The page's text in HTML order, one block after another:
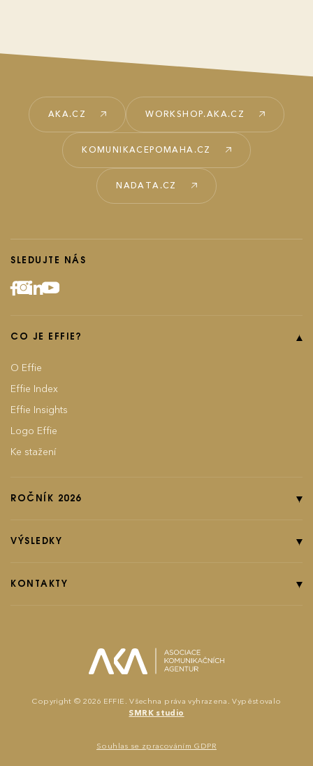
AKA.CZ WORKSHOP.AKA.CZ
KOMUNIKACEPOMAHA.CZ
NADATA.CZ
SLEDUJTE NÁS
CO JE EFFIE?
O Effie
Effie Index
Effie Insights
Logo Effie
Ke stažení
ROČNÍK 2026
Pravidla soutěže
Poplatky
VÝSLEDKY
Ročník 2024
KONTAKTY
effie@effie.cz
Copyright © 2026 EFFIE. Všechna práva vyhrazena. Vypěstovalo
SMRK studio
Souhlas se zpracováním GDPR